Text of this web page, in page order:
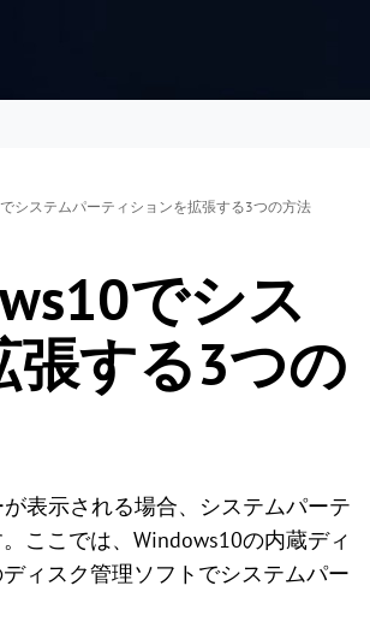
システムパーティションを拡張する3つの方法
でシス
張する3つの
表示される場合、システムパーテ
ここでは、Windows10の内蔵ディ
ィスク管理ソフトでシステムパー